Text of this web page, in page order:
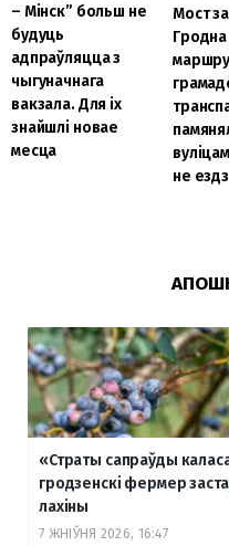
– Мінск” больш не
будуць
адпраўляцца з
чыгуначнага
вакзала. Для іх
знайшлі новае
месца
Мост
Гродна
не
«Страты сапраўды
гродзенскі фермер
лахіны
7 ЖНІЎНЯ 2026, 16:47